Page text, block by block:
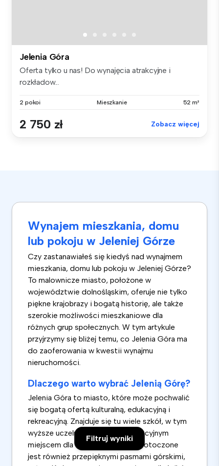
Filtruj wyniki
Jelenia Góra
Oferta tylko u nas! Do wynajęcia atrakcyjne i
rozkładow...
2 pokoi Mieszkanie 52 m²
2 750 zł Zobacz więcej
Wynajem mieszkania, domu
lub pokoju w Jeleniej Górze
Czy zastanawiałeś się kiedyś nad wynajmem
mieszkania, domu lub pokoju w Jeleniej Górze?
To malownicze miasto, położone w
województwie dolnośląskim, oferuje nie tylko
piękne krajobrazy i bogatą historię, ale także
szerokie możliwości mieszkaniowe dla
różnych grup społecznych. W tym artykule
przyjrzymy się bliżej temu, co Jelenia Góra ma
do zaoferowania w kwestii wynajmu
nieruchomości.
Dlaczego warto wybrać Jelenią Górę?
Jelenia Góra to miasto, które może pochwalić
się bogatą ofertą kulturalną, edukacyjną i
rekreacyjną. Znajduje się tu wiele szkół, w tym
wyższe uczelnie, co czyni je atrakcyjnym
miejscem dla studentów. Miasto otoczone
jest również przepięknymi pasmami górskimi,